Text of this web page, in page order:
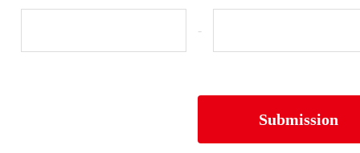
-
Submission